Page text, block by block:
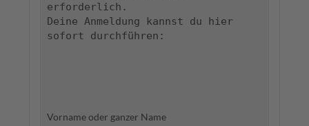
erforderlich.
Deine Anmeldung kannst du hier
sofort durchführen:
Vorname oder ganzer Name